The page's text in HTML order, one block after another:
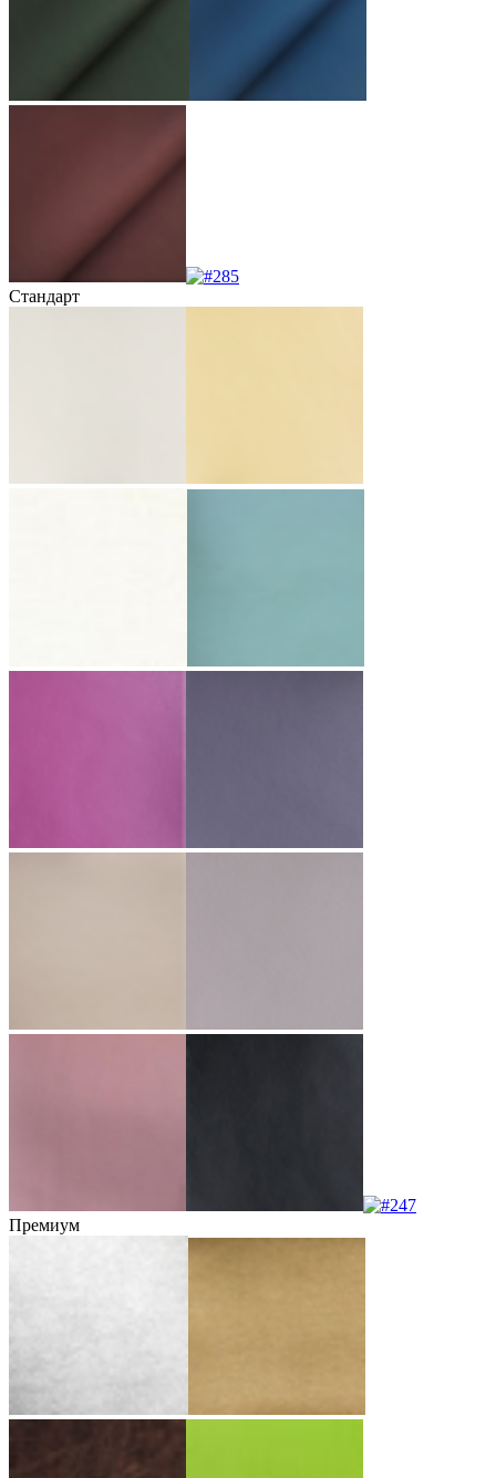
Стандарт
Премиум